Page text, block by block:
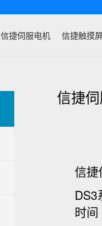
信捷伺服电机 信捷触摸
信捷
信捷
DS3
时